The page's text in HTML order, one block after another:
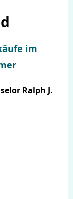
im
Ralph J.